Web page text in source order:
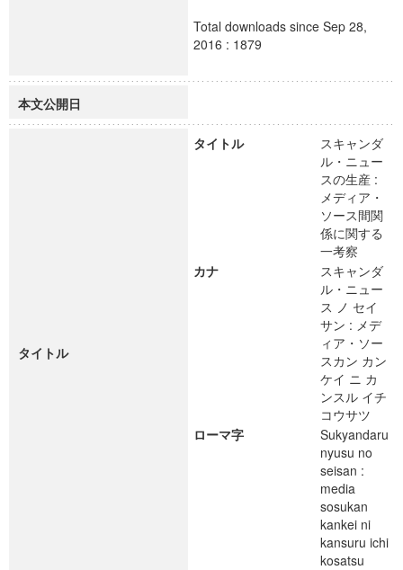
Total downloads since Sep 28,
2016 : 1879
本文公開日
タイトル
タイトル
スキャンダ
ル・ニュー
スの生産 :
メディア・
ソース間関
係に関する
一考察
カナ
スキャンダ
ル・ニュー
ス ノ セイ
サン : メデ
ィア・ソー
スカン カン
ケイ ニ カ
ンスル イチ
コウサツ
ローマ字
Sukyandaru
nyusu no
seisan :
media
sosukan
kankei ni
kansuru ichi
kosatsu